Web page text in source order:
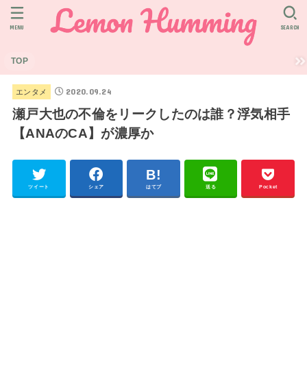
TOP
SEARCH
MENU
エンタメ 2020.09.24
瀬戸大也の不倫をリークしたのは誰？浮気相手
【ANAのCA】が濃厚か
ツイート シェア はてブ 送る Pocket